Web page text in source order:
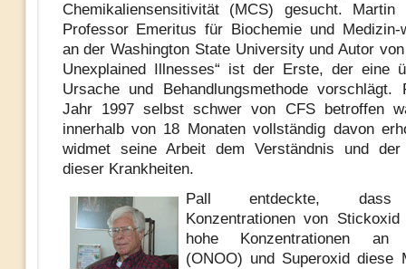
Chemikaliensensitivität (MCS) gesucht.
Professor Emeritus für Biochemie und Medizin-
an der Washington State University und Autor
Unexplained Illnesses“ ist der Erste, der eine
Ursache und Behandlungsmethode
Jahr 1997 selbst schwer von CFS betroffen
innerhalb von 18 Monaten vollständig davon
widmet seine Arbeit dem Verständnis und der
dieser Krankheiten.
Pall entdeckte, dass
Konzentrationen von
hohe Konzentrationen an
(ONOO) und Superoxid diese